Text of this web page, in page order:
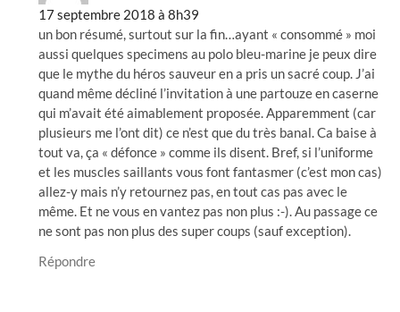
17 septembre 2018 à 8h39
un bon résumé, surtout sur la fin…ayant « consommé » moi
aussi quelques specimens au polo bleu-marine je peux dire
que le mythe du héros sauveur en a pris un sacré coup. J’ai
quand même décliné l’invitation à une partouze en caserne
qui m’avait été aimablement proposée. Apparemment (car
plusieurs me l’ont dit) ce n’est que du très banal. Ca baise à
tout va, ça « défonce » comme ils disent. Bref, si l’uniforme
et les muscles saillants vous font fantasmer (c’est mon cas)
allez-y mais n’y retournez pas, en tout cas pas avec le
même. Et ne vous en vantez pas non plus :-). Au passage ce
ne sont pas non plus des super coups (sauf exception).
Répondre